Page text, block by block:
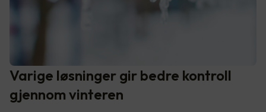
Varige løsninger gir bedre kontroll
gjennom vinteren